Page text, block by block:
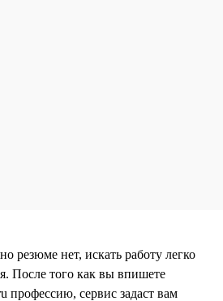
резюме нет, искать работу легко
После того как вы впишете
профессию, сервис задаст вам